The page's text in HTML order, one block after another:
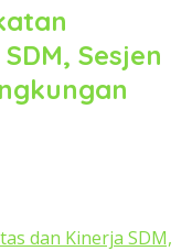
Sesjen
dan Kinerja SDM,